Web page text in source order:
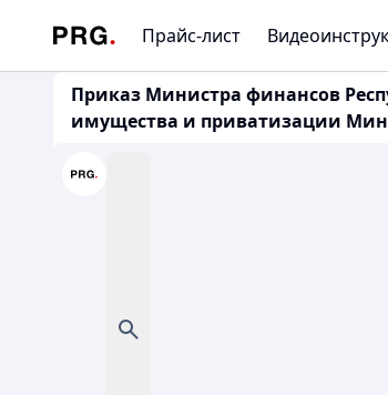
Прайс-лист
Приказ Министра финансов
имущества и приватизации